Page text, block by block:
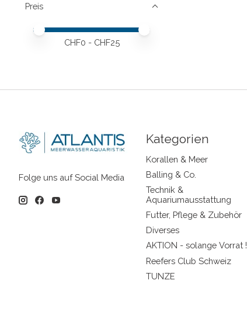
Preis
Preis – Mindestwert
Price maximum value
CHF0 - CHF25
Folge uns auf Social Media
Kategorien
Korallen & Meer
Balling & Co.
Technik &
Aquariumausstattung
Futter, Pflege & Zubehör
Diverses
AKTION - solange Vorrat !
Reefers Club Schweiz
TUNZE